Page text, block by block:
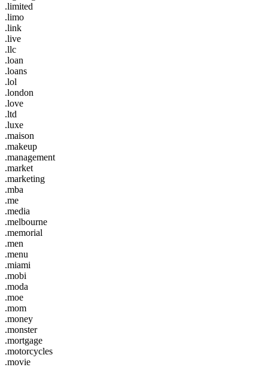
.limited
.limo
.link
.live
.llc
.loan
.loans
.lol
.london
.love
.ltd
.luxe
.maison
.makeup
.management
.market
.marketing
.mba
.me
.media
.melbourne
.memorial
.men
.menu
.miami
.mobi
.moda
.moe
.mom
.money
.monster
.mortgage
.motorcycles
.movie